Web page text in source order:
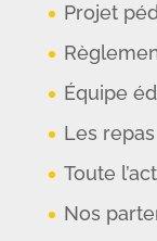
Projet
Équipe
Les repas
Toute
Nos